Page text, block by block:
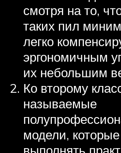
смотря на то,
таких пил
легко
эргономичным
их небольшим
Ко второму
называемые
модели,